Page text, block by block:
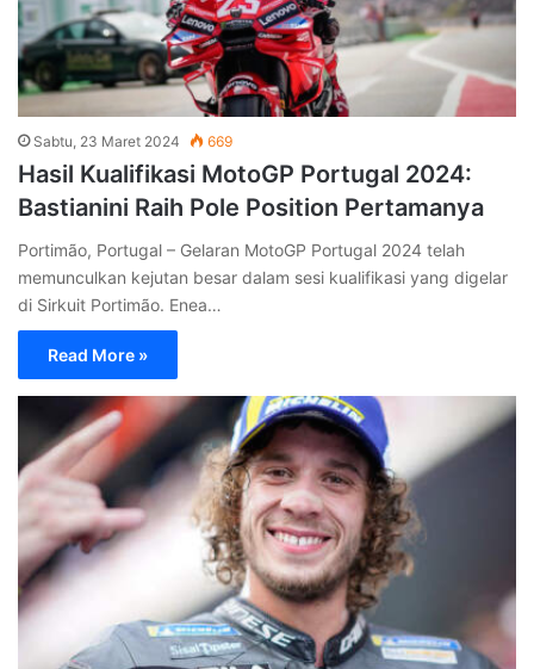
Sabtu, 23 Maret 2024 669
Hasil Kualifikasi MotoGP Portugal 2024:
Bastianini Raih Pole Position Pertamanya
Portimão, Portugal – Gelaran MotoGP Portugal 2024 telah
memunculkan kejutan besar dalam sesi kualifikasi yang digelar
di Sirkuit Portimão. Enea…
Read More »